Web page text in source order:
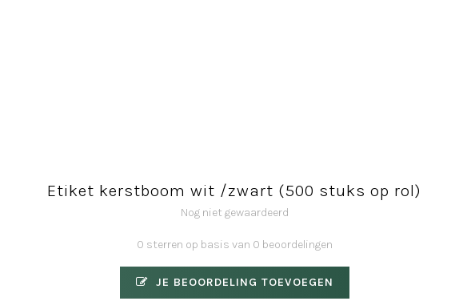
Etiket kerstboom wit /zwart (500 stuks op rol)
Nog niet gewaardeerd
0 sterren op basis van 0 beoordelingen
JE BEOORDELING TOEVOEGEN